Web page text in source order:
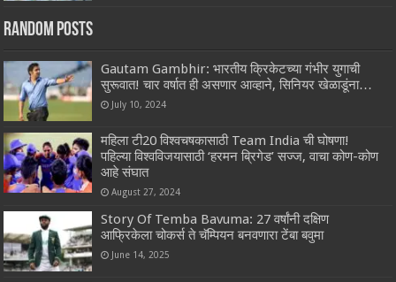
Random Posts
Gautam Gambhir: भारतीय क्रिकेटच्या गंभीर युगाची
सुरूवात! चार वर्षात ही असणार आव्हाने, सिनियर खेळाडूंना…
July 10, 2024
महिला टी20 विश्वचषकासाठी Team India ची घोषणा!
पहिल्या विश्वविजयासाठी ‘हरमन ब्रिगेड’ सज्ज, वाचा कोण-कोण
आहे संघात
August 27, 2024
Story Of Temba Bavuma: 27 वर्षांनी दक्षिण
आफ्रिकेला चोकर्स ते चॅम्पियन बनवणारा टेंबा बवुमा
June 14, 2025